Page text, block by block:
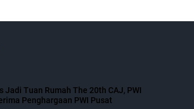
Jadi Tuan Rumah The 20th CAJ, PWI
Penghargaan PWI Pusat